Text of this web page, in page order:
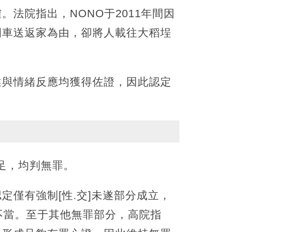
法院指出，NONO于2011年間因
送返家為由，卻將人載往大稻埕
情緒反應均獲得佐證，因此認定
均判無罪。
僅有強制[性.交]未遂部分成立，
。至于其他無罪部分，高院指